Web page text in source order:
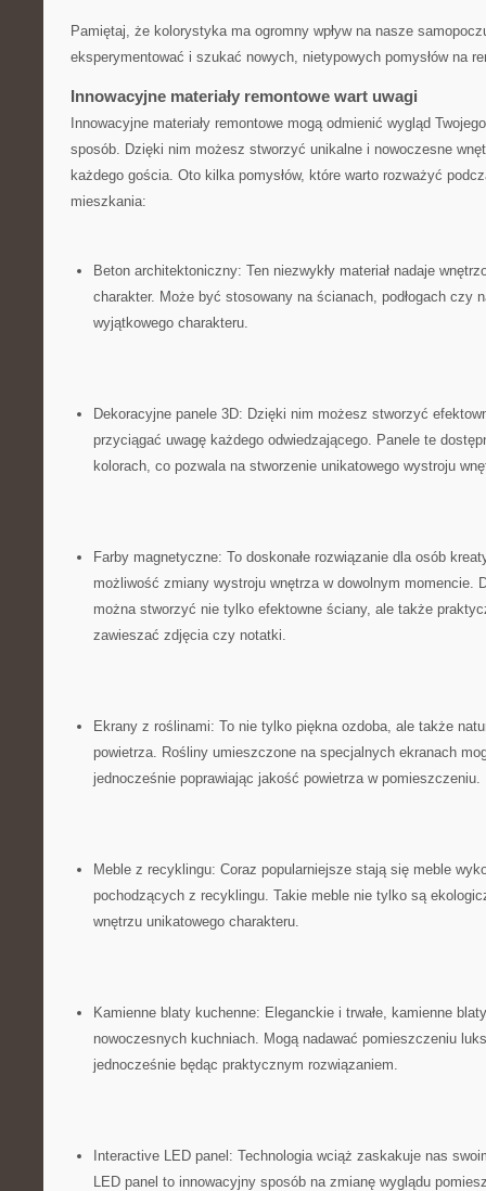
Pamiętaj, że kolorystyka ma ogromny wpływ na nasze
eksperymentować i szukać nowych, nietypowych pomysłów na
Innowacyjne materiały remontowe ‍wart uwagi
Innowacyjne materiały remontowe mogą odmienić wygląd
sposób.⁤ Dzięki nim możesz stworzyć unikalne i nowoczesne
każdego gościa. Oto kilka pomysłów, które warto rozważyć
mieszkania:
Beton architektoniczny: Ten niezwykły​ materiał nadaje
charakter. Może być stosowany na ścianach,⁣ podłogach czy
wyjątkowego charakteru.
Dekoracyjne panele 3D: Dzięki nim możesz stworzyć⁤
przyciągać uwagę każdego ‍odwiedzającego. Panele te
kolorach, co pozwala na stworzenie unikatowego wystroju
Farby magnetyczne: To doskonałe rozwiązanie⁤ dla osób
możliwość zmiany wystroju wnętrza w‌ dowolnym momencie.
można stworzyć nie tylko efektowne ściany, ale także
zawieszać zdjęcia czy notatki.
Ekrany z roślinami: To nie tylko piękna ozdoba, ale także
powietrza. Rośliny umieszczone na specjalnych ekranach
jednocześnie poprawiając jakość powietrza w ‌pomieszczeniu.
Meble z recyklingu: Coraz popularniejsze stają się meble
pochodzących z recyklingu. ​Takie meble ​nie tylko są
wnętrzu unikatowego ⁢charakteru.
Kamienne‌ blaty ‌kuchenne: Eleganckie i trwałe, kamienne‍
nowoczesnych ​kuchniach. Mogą nadawać pomieszczeniu
jednocześnie będąc praktycznym rozwiązaniem.
Interactive LED panel: Technologia wciąż zaskakuje nas
⁢LED panel to innowacyjny⁣ sposób na zmianę wyglądu